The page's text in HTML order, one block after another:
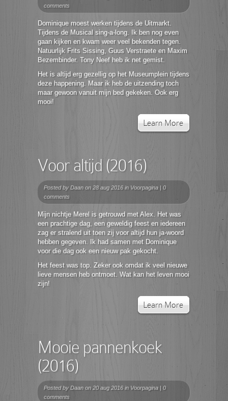
comments
Dominique moest werken tijdens de Uitmarkt.
Tijdens de Musical sing-a-long. Ik ben nog even
gaan kijken en kwam weer veel bekenden tegen.
Natuurlijk Frits Sissing, Guus Verstraete en Maxim
Bezembinder. Tony Neef heb ik net gemist.
Het is altijd erg gezellig op het Museumplein tijdens
deze happening. Maar ik heb de uitzending toch
maar gewoon vanuit mijn bed gekeken. Ook erg
mooi!
Learn More
Voor altijd (2016)
Posted by Daan on 28 aug 2016 in Voorpagina | 0
comments
Mijn nichtje Merel is getrouwd met Alex. Het was
een prachtige dag, een geweldig feest en iedereen
zag er stralend uit toen zij voor altijd hun ja-woord
hebben gegeven. Ik had samen met Dominique
voor die dag ook een nieuw pak gekocht.
Het feest was top. Zeker ook omdat ik veel nieuwe
lieve mensen heb ontmoet. Wat kan het leven mooi
zijn!
Learn More
Mooie pannenkoek
(2016)
Posted by Daan on 20 aug 2016 in Voorpagina| 0
comments